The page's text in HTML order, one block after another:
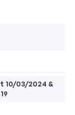
10/03/2024 &